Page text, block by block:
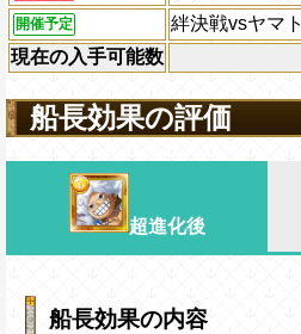
開催予定 絆決戦vsヤマト
現在の入手可能数
船長効果の評価
超進化後
船長効果の内容